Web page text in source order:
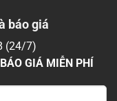
báo giá
(24/7)
GIÁ MIỄN PHÍ